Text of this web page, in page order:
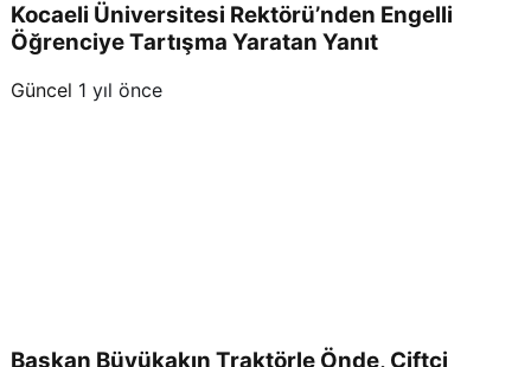
Kocaeli Üniversitesi Rektörü’nden Engelli
Öğrenciye Tartışma Yaratan Yanıt
Güncel 1 yıl önce
Başkan Büyükakın Traktörle Önde, Çiftçi